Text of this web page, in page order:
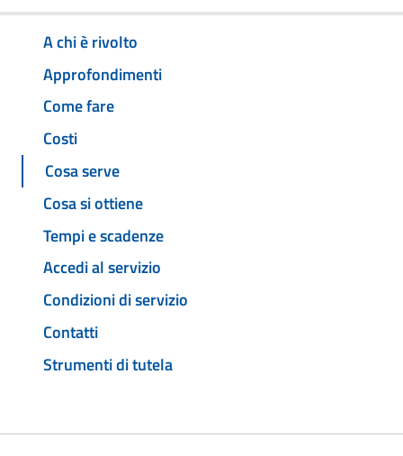
A chi è rivolto
Approfondimenti
Come fare
Costi
Cosa serve
Cosa si ottiene
Tempi e scadenze
Accedi al servizio
Condizioni di servizio
Contatti
Strumenti di tutela